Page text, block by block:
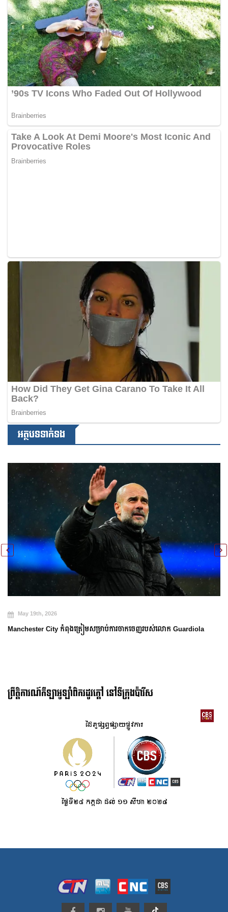
អត្ថបទទាក់ទង
May 19th, 2026
Manchester City កំពុងត្រៀមសម្រាប់ការចាកចេញរបស់លោក Guardiola
ព្រឹត្តិការណ៍កីឡាអូឡាំពិករដូវក្ដៅ នៅទីក្រុងប៉ារីស